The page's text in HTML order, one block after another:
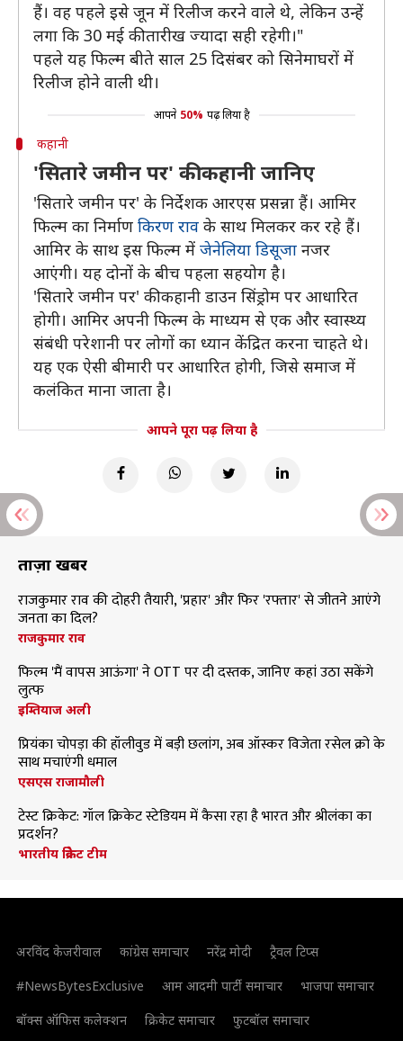
हैं। वह पहले इसे जून में रिलीज करने वाले थे, लेकिन उन्हें
लगा कि 30 मई की तारीख ज्यादा सही रहेगी।"
पहले यह फिल्म बीते साल 25 दिसंबर को सिनेमाघरों में
रिलीज होने वाली थी।
आपने 50% पढ़ लिया है
कहानी
'सितारे जमीन पर' की कहानी जानिए
'सितारे जमीन पर' के निर्देशक आरएस प्रसन्ना हैं। आमिर
फिल्म का निर्माण किरण राव के साथ मिलकर कर रहे हैं।
आमिर के साथ इस फिल्म में जेनेलिया डिसूजा नजर
आएंगी। यह दोनों के बीच पहला सहयोग है।
'सितारे जमीन पर' की कहानी डाउन सिंड्रोम पर आधारित
होगी। आमिर अपनी फिल्म के माध्यम से एक और स्वास्थ्य
संबंधी परेशानी पर लोगों का ध्यान केंद्रित करना चाहते थे।
यह एक ऐसी बीमारी पर आधारित होगी, जिसे समाज में
कलंकित माना जाता है।
आपने पूरा पढ़ लिया है
ताज़ा खबरें
राजकुमार राव की दोहरी तैयारी, 'प्रहार' और फिर 'रफ्तार' से जीतने आएंगे
जनता का दिल?
राजकुमार राव
फिल्म 'मैं वापस आऊंगा' ने OTT पर दी दस्तक, जानिए कहां उठा सकेंगे
लुत्फ
इम्तियाज अली
प्रियंका चोपड़ा की हॉलीवुड में बड़ी छलांग, अब ऑस्कर विजेता रसेल क्रो के
साथ मचाएंगी धमाल
एसएस राजामौली
टेस्ट क्रिकेट: गॉल क्रिकेट स्टेडियम में कैसा रहा है भारत और श्रीलंका का
प्रदर्शन?
भारतीय क्रिकेट टीम
अरविंद केजरीवाल कांग्रेस समाचार नरेंद्र मोदी
ट्रैवल टिप्स
#NewsBytesExclusive
आम आदमी पार्टी समाचार
भाजपा समाचार
बॉक्स ऑफिस कलेक्शन
क्रिकेट समाचार फुटबॉल समाचार